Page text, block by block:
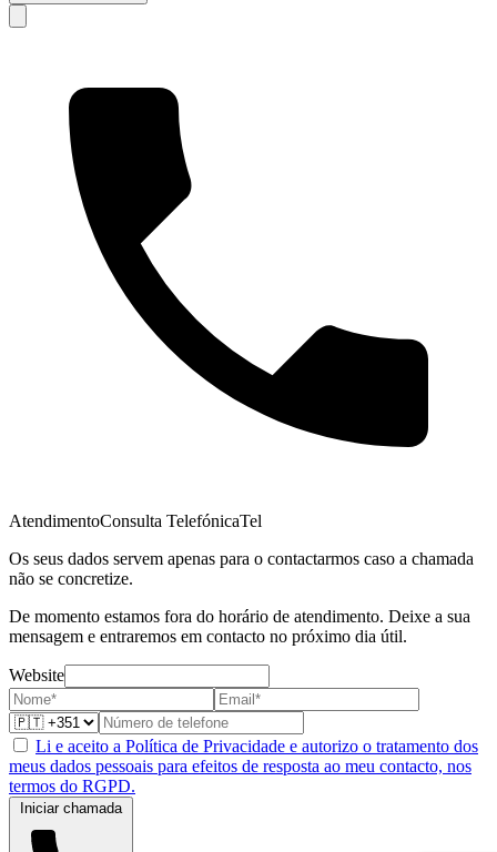
AtendimentoConsulta TelefónicaTel
Os seus dados servem apenas para o contactarmos caso a chamada
não se concretize.
De momento estamos fora do horário de atendimento. Deixe a sua
mensagem e entraremos em contacto no próximo dia útil.
Website
Li e aceito a Política de Privacidade e autorizo o tratamento dos
meus dados pessoais para efeitos de resposta ao meu contacto, nos
termos do RGPD.